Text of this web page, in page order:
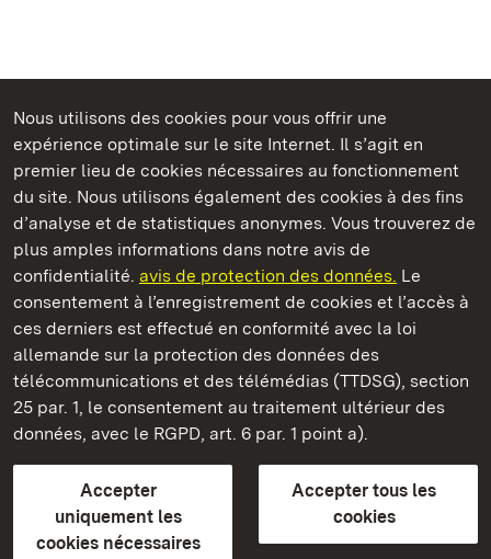
Nous utilisons des cookies pour vous offrir une
expérience optimale sur le site Internet. Il s’agit en
premier lieu de cookies nécessaires au fonctionnement
du site. Nous utilisons également des cookies à des fins
d’analyse et de statistiques anonymes. Vous trouverez de
plus amples informations dans notre avis de
confidentialité. avis de protection des données. Le
consentement à l’enregistrement de cookies et l’accès à
ces derniers est effectué en conformité avec la loi
allemande sur la protection des données des
télécommunications et des télémédias (TTDSG), section
25 par. 1, le consentement au traitement ultérieur des
données, avec le RGPD, art. 6 par. 1 point a).
Accepter
uniquement les
cookies nécessaires
Accepter tous les
cookies
Châteaux et jardins publics du Bade-Wurtemberg
Staatliche Schlösser und Gärten Baden‑Württemberg
Châteaux et jardins publics du Bade-Wurtemberg
ContactFAQ et réponsesMentions légales
Protection des données
Explications sur l’accessibilité
BITV-konform (geprüfte Seiten)
plus loin
Accueil